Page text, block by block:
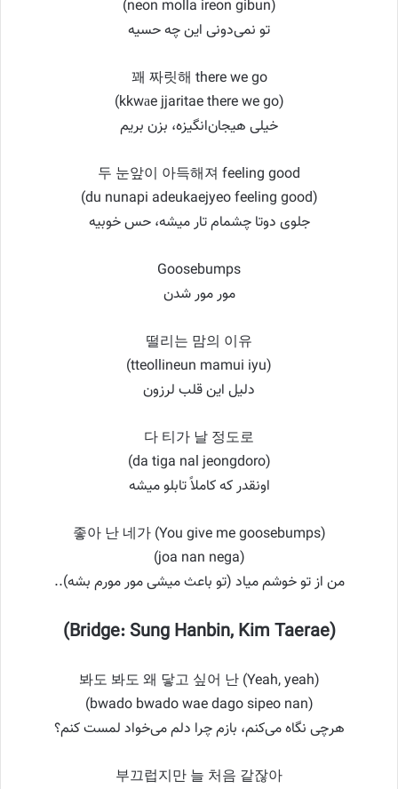
(neon molla ireon gibun)
تو نمی‌دونی این چه حسیه
꽤 짜릿해 there we go
(kkwаe jjaritae there we go)
خیلی هیجان‌انگیزه، بزن بریم
두 눈앞이 아득해져 feeling good
(du nunapi adeukaejyeo feeling good)
جلوی دوتا چشمام تار میشه، حس خوبیه
Goosebumps
مور مور شدن
떨리는 맘의 이유
(tteollineun mamui iyu)
دلیل این قلب لرزون
다 티가 날 정도로
(da tiga nal jeongdoro)
اونقدر که کاملاً تابلو میشه
좋아 난 네가 (You give me goosebumps)
(joa nan nega)
من از تو خوشم میاد (تو باعث میشی مور مورم بشه)..
(Bridge: Sung Hanbin, Kim Taerae)
봐도 봐도 왜 닿고 싶어 난 (Yeah, yeah)
(bwado bwado wae dago sipeo nan)
هرچی نگاه می‌کنم، بازم چرا دلم می‌خواد لمست کنم؟
부끄럽지만 늘 처음 같잖아